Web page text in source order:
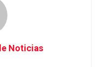
Noticias